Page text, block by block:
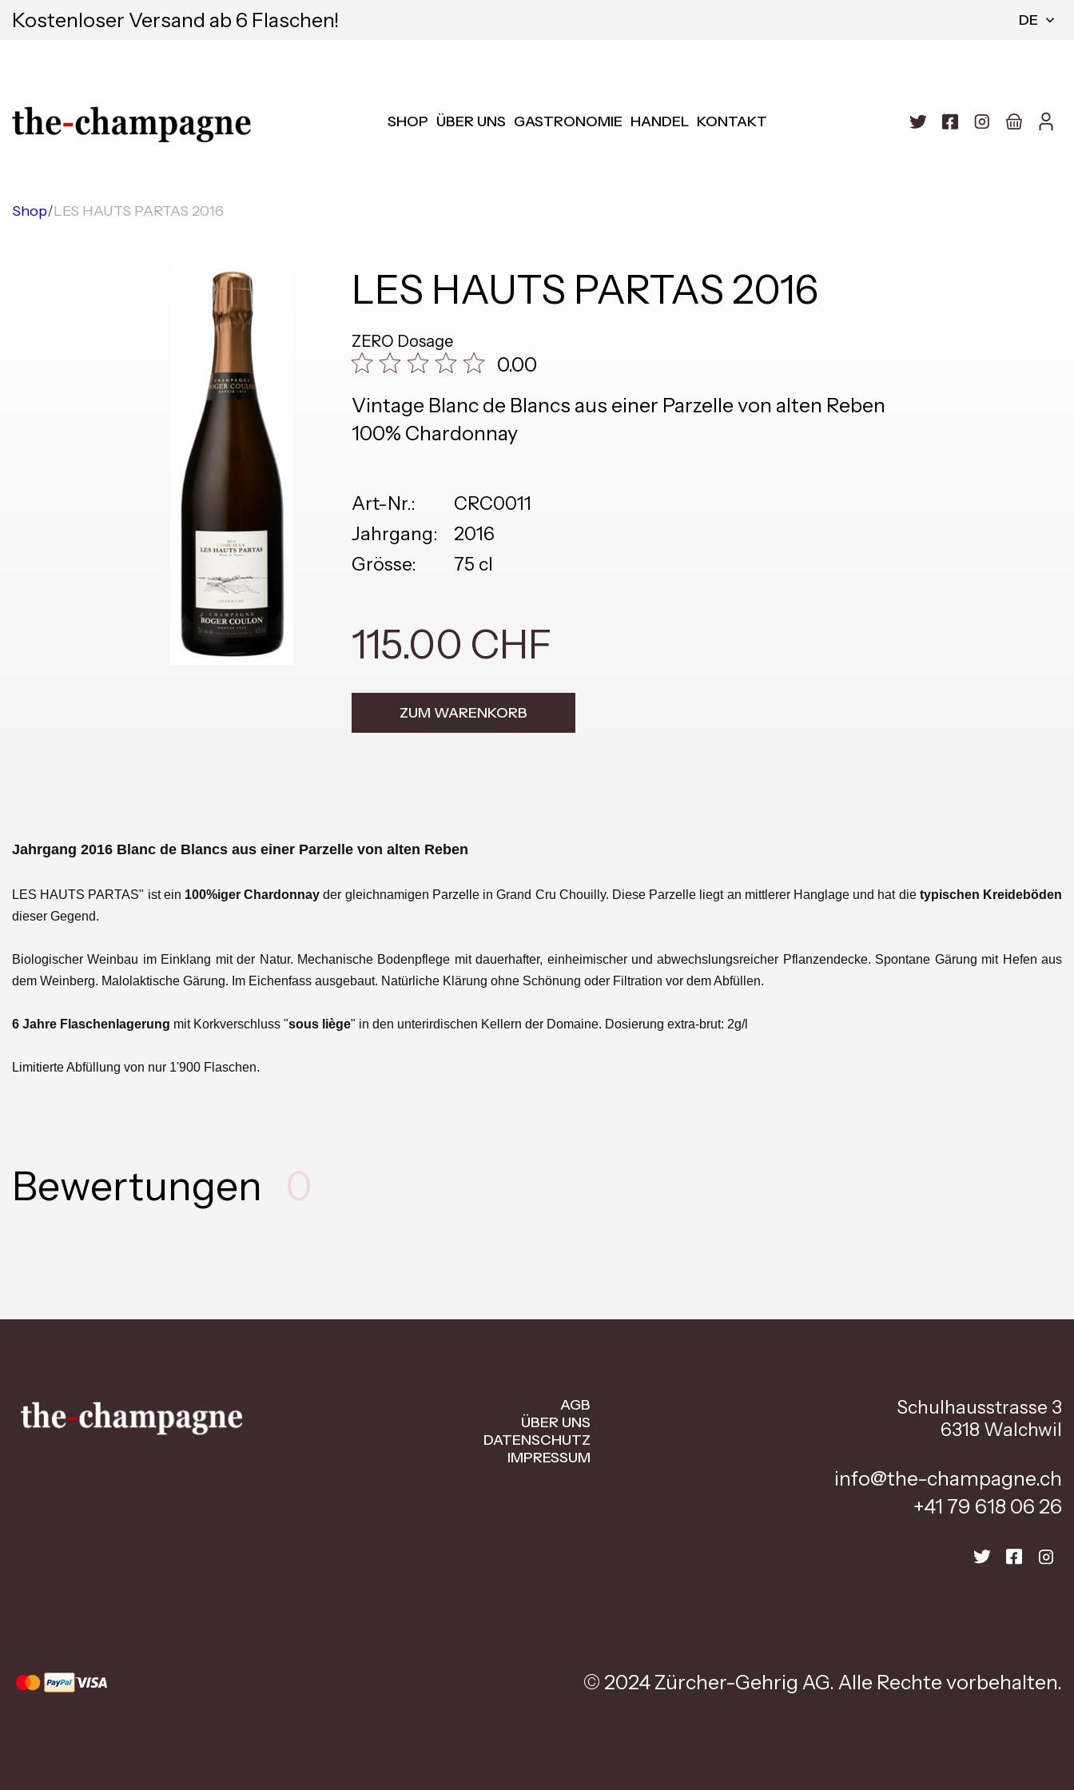
Kostenloser Versand ab 6 Flaschen! DE
SHOP ÜBER UNS GASTRONOMIE HANDEL KONTAKT
Shop/LES HAUTS PARTAS 2016
LES HAUTS PARTAS 2016
ZERO Dosage
0.00
Vintage Blanc de Blancs aus einer Parzelle von alten Reben
100% Chardonnay
Art-Nr.:
CRC0011
Jahrgang:
2016
Grösse:
75 cl
115.00 CHF
ZUM WARENKORB
Jahrgang 2016 Blanc de Blancs aus einer Parzelle von alten Reben
LES HAUTS PARTAS" ist ein 100%iger Chardonnay der gleichnamigen Parzelle in Grand Cru Chouilly. Diese Parzelle liegt an mittlerer Hanglage und hat die typischen Kreideböden
dieser Gegend.
Biologischer Weinbau im Einklang mit der Natur. Mechanische Bodenpflege mit dauerhafter, einheimischer und abwechslungsreicher Pflanzendecke. Spontane Gärung mit Hefen aus
dem Weinberg. Malolaktische Gärung. Im Eichenfass ausgebaut. Natürliche Klärung ohne Schönung oder Filtration vor dem Abfüllen.
6 Jahre Flaschenlagerung mit Korkverschluss "sous liège" in den unterirdischen Kellern der Domaine. Dosierung extra-brut: 2g/l
Limitierte Abfüllung von nur 1'900 Flaschen.
Bewertungen 0
AGB
ÜBER UNS
DATENSCHUTZ
IMPRESSUM
Schulhausstrasse 3
6318 Walchwil
info@the-champagne.ch
+41 79 618 06 26
© 2024 Zürcher-Gehrig AG. Alle Rechte vorbehalten.